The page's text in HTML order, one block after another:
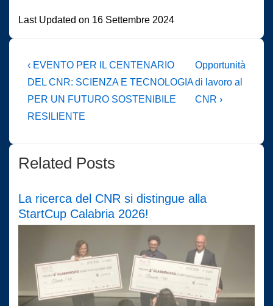
Last Updated on 16 Settembre 2024
Navigazione
articoli
L'articolo
precedente
è
‹ EVENTO PER IL CENTENARIO
DEL CNR: SCIENZA E TECNOLOGIA
PER UN FUTURO SOSTENIBILE
RESILIENTE
Il
prossimo
articolo
Opportunità
di lavoro al
CNR ›
Related Posts
La ricerca del CNR si distingue alla
StartCup Calabria 2026!